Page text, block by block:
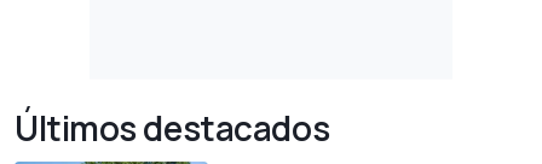
Últimos destacados